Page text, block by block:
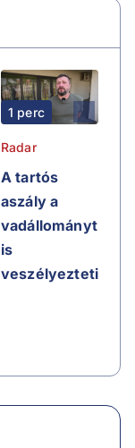
1 perc
Radar
A tartós
aszály a
vadállományt
is
veszélyezteti